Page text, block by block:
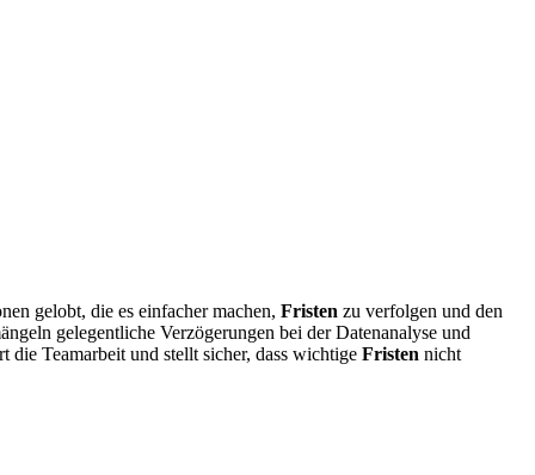
gelobt, die es einfacher machen, Fristen zu verfolgen und den
gelegentliche Verzögerungen bei der Datenanalyse und
die Teamarbeit und stellt sicher, dass wichtige Fristen nicht